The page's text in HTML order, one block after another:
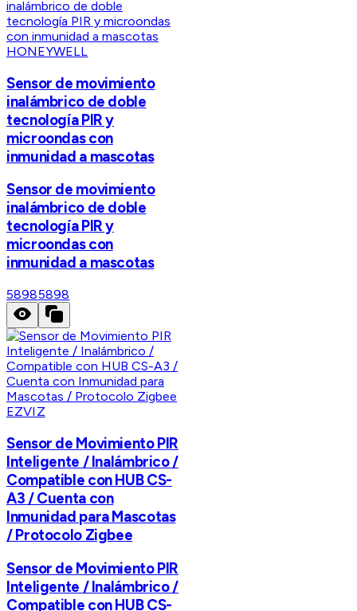
HONEYWELL
Sensor de movimiento
inalámbrico de doble
tecnología PIR y
microondas con
inmunidad a mascotas
Sensor de movimiento
inalámbrico de doble
tecnología PIR y
microondas con
inmunidad a mascotas
58985898
EZVIZ
Sensor de Movimiento PIR
Inteligente / Inalámbrico /
Compatible con HUB CS-
A3 / Cuenta con
Inmunidad para Mascotas
/ Protocolo Zigbee
Sensor de Movimiento PIR
Inteligente / Inalámbrico /
Compatible con HUB CS-